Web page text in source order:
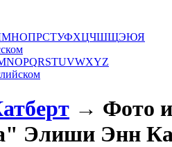
МНОПРСТУФХЦЧШЩЭЮЯ
NOPQRSTUVWXYZ
→ Фото и
Элиши Энн